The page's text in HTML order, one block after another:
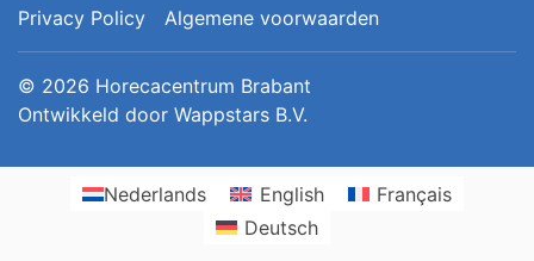
Privacy Policy Algemene voorwaarden
© 2026 Horecacentrum Brabant
Ontwikkeld door Wappstars B.V.
Nederlands English
Français
Deutsch